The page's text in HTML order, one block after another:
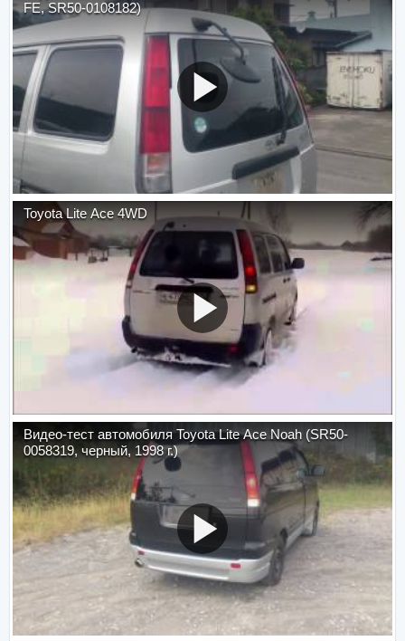
FE, SR50-0108182)
Toyota Lite Ace 4WD
Видео-тест автомобиля Toyota Lite Ace Noah (SR50-
0058319, черный, 1998 г.)